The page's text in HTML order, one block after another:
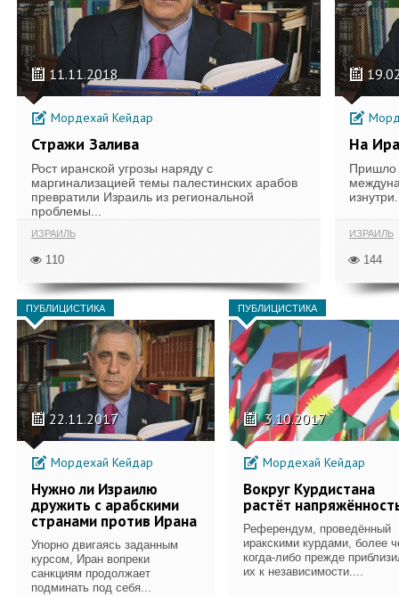
11.11.2018
Мордехай Кейдар
Стражи Залива
Рост иранской угрозы наряду с
маргинализацией темы палестинских арабов
превратили Израиль из региональной
проблемы...
ИЗРАИЛЬ
110
На
Пришло
ИЗРАИЛЬ
144
ПУБЛИЦИСТИКА
22.11.2017
Мордехай Кейдар
Нужно ли Израилю
дружить с арабскими
странами против Ирана
Упорно двигаясь заданным
курсом, Иран вопреки
санкциям продолжает
подминать под себя...
ПУБЛИЦИСТИКА
3.10.2017
Мордехай Кейдар
Вокруг Курдистана
растёт
Референдум, проведённый
иракскими курдами, более
когда-либо прежде
их к независимости....